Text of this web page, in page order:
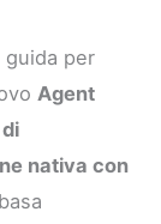
guida per
Agent
nativa con